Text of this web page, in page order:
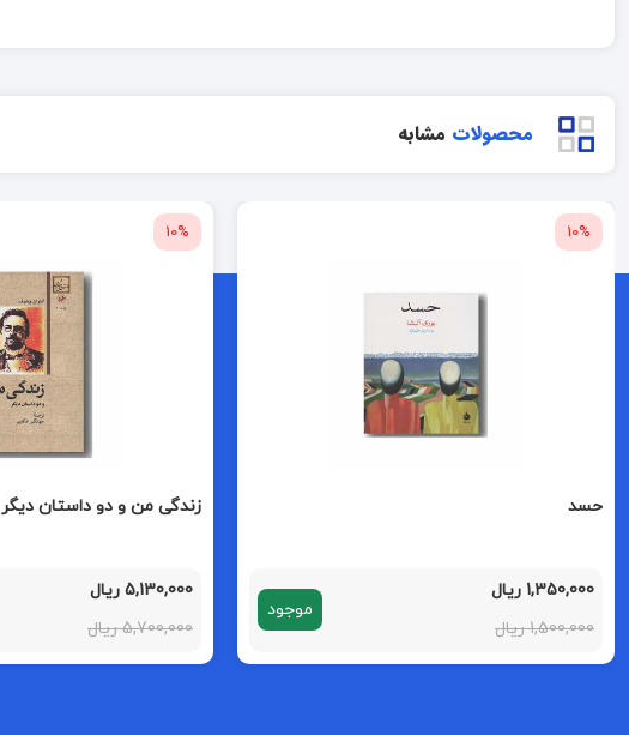
محصولات مشابه
10%
حسد
1,350,000 ریال
1,500,000 ریال
موجود
10%
زندگی من و دو داستان دیگر
5,130,000 ریال
5,700,000 ریال